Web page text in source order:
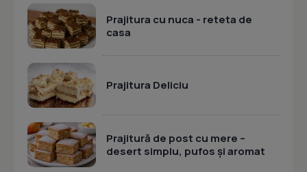
Prajitura cu nuca - reteta de
casa
Prajitura Deliciu
Prajitură de post cu mere –
desert simplu, pufos și aromat